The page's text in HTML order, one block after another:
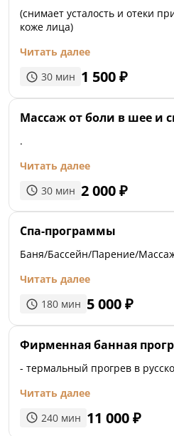
(снимает усталость и отеки
коже лица)
Читать далее
30 мин 1 500₽
Массаж от боли в шее и
.
Читать далее
30 мин 2 000₽
Спа-программы
Баня/Бассейн/Парение/
Читать далее
180 мин 5 000₽
Фирменная банная
- термальный прогрев в
Читать далее
240 мин 11 000₽